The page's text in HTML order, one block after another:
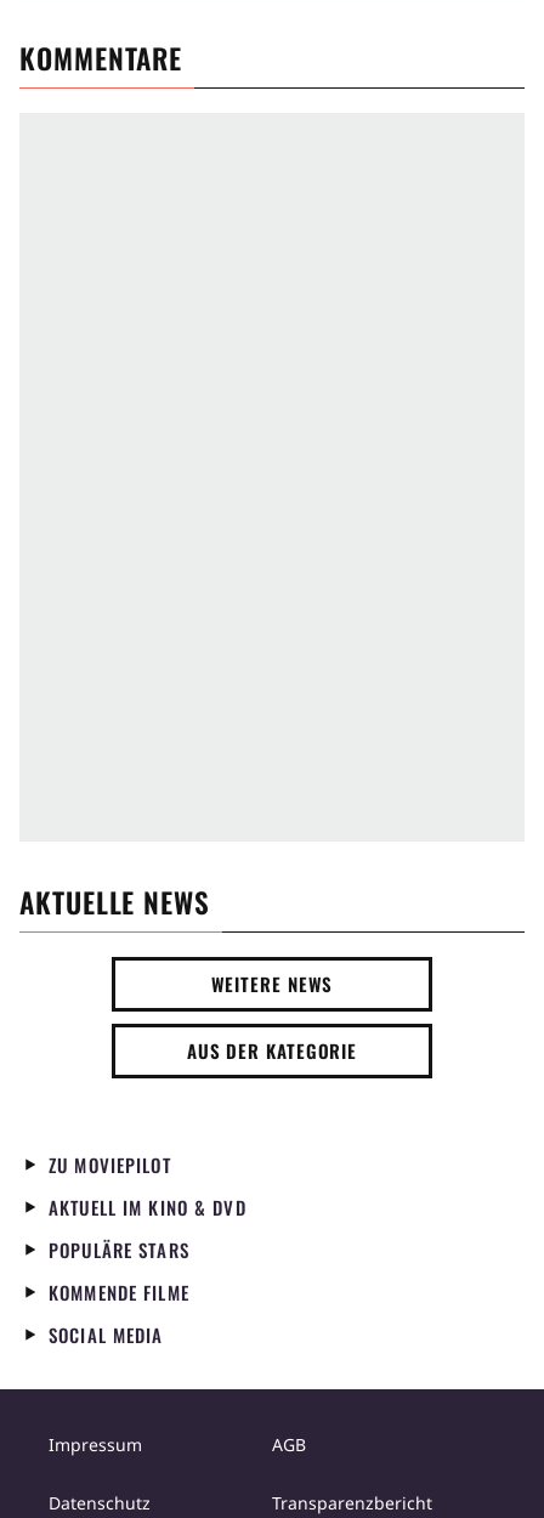
KOMMENTARE
AKTUELLE NEWS
WEITERE NEWS
AUS DER KATEGORIE
ZU MOVIEPILOT
AKTUELL IM KINO & DVD
POPULÄRE STARS
KOMMENDE FILME
SOCIAL MEDIA
Impressum AGB
Datenschutz Transparenzbericht